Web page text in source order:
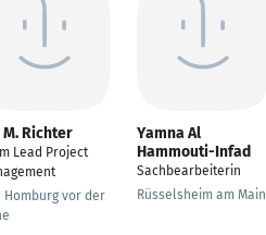
M. Richter
Lead Project
Homburg vor der
Yamna Al
Hammouti-Infad
Sachbearbeiterin
Rüsselsheim am Main